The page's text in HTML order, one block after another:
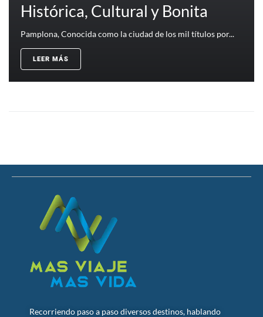
Histórica, Cultural y Bonita
Pamplona, Conocida como la ciudad de los mil títulos por...
LEER MÁS
Recorriendo paso a paso diversos destinos, hablando